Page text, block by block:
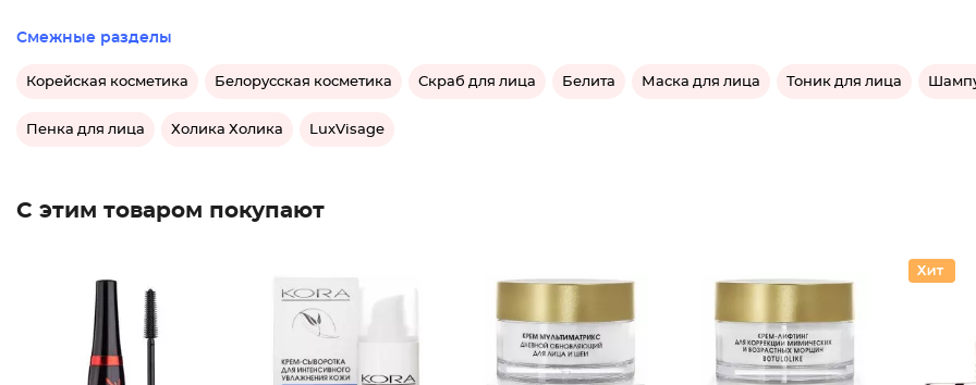
Смежные разделы
Корейская косметика Белорусская косметика Скраб для лица Белита Маска для лица Тоник для лица
Пенка для лица Холика Холика LuxVisage
С этим товаром покупают